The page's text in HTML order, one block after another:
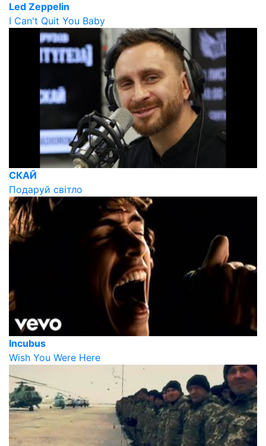
Led Zeppelin
I Can't Quit You Baby
СКАЙ
Подаруй світло
Incubus
Wish You Were Here